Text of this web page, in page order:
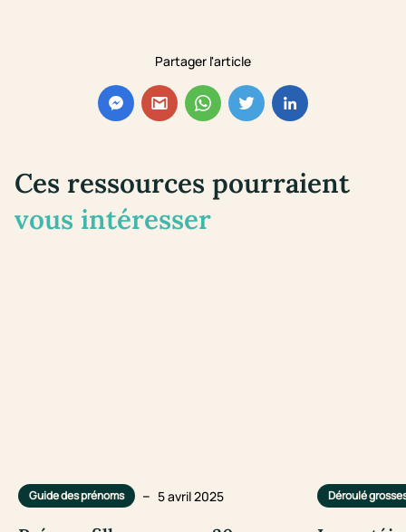
Partager l'article
Ces ressources pourraient
vous intéresser
Guide des prénoms – 5 avril 2025 Déroulé